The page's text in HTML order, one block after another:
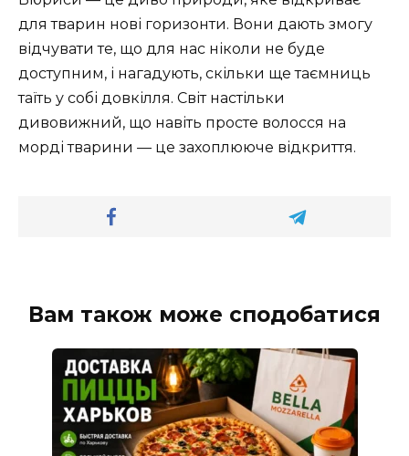
для тварин нові горизонти. Вони дають змогу
відчувати те, що для нас ніколи не буде
доступним, і нагадують, скільки ще таємниць
таїть у собі довкілля. Світ настільки
дивовижний, що навіть просте волосся на
морді тварини — це захоплююче відкриття.
Вам також може сподобатися